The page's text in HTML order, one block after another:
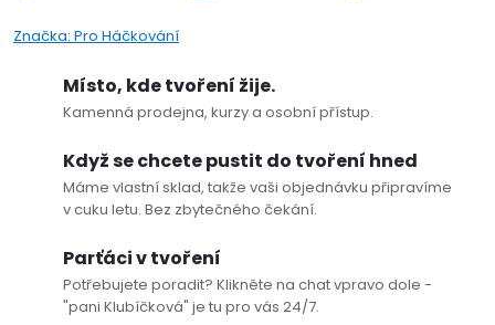
Značka: Pro Háčkování
Místo, kde tvoření žije.
Kamenná prodejna, kurzy a osobní přístup.
Když se chcete pustit do tvoření hned
Máme vlastní sklad, takže vaši objednávku připravíme
v cuku letu. Bez zbytečného čekání.
Parťáci v tvoření
Potřebujete poradit? Klikněte na chat vpravo dole -
"pani Klubíčková" je tu pro vás 24/7.